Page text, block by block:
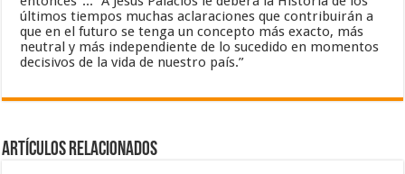
últimos tiempos muchas aclaraciones que contribuirán a
que en el futuro se tenga un concepto más exacto, más
neutral y más independiente de lo sucedido en momentos
decisivos de la vida de nuestro país.”
Artículos relacionados